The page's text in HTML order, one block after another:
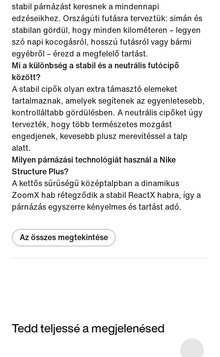
stabil párnázást keresnek a mindennapi
edzéseikhez. Országúti futásra terveztük: simán és
stabilan gördül, hogy minden kilométeren – legyen
szó napi kocogásról, hosszú futásról vagy bármi
egyébről – érezd a megfelelő tartást.
Mi a különbség a stabil és a neutrális futócipő
között?
A stabil cipők olyan extra támasztó elemeket
tartalmaznak, amelyek segítenek az egyenletesebb,
kontrolláltabb gördülésben. A neutrális cipőket úgy
tervezték, hogy több természetes mozgást
engedjenek, kevesebb plusz merevítéssel a talp
alatt.
Milyen párnázási technológiát használ a Nike
Structure Plus?
A kettős sűrűségű középtalpban a dinamikus
ZoomX hab rétegződik a stabil ReactX habra, így a
párnázás egyszerre kényelmes és tartást adó.
Az összes megtekintése
Tedd teljessé a megjelenésed